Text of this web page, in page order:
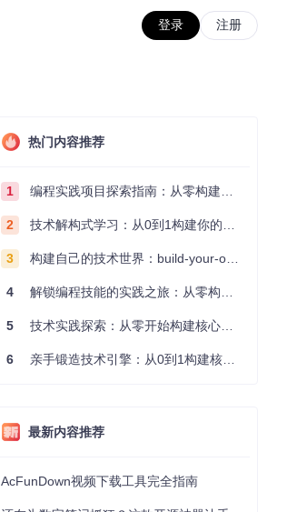
登录 注册
热门内容推荐
1 编程实践项目探索指南：从零构建技术能力体系
2 技术解构式学习：从0到1构建你的编程知识体系
3 构建自己的技术世界：build-your-own-x项目的实践探索指南
4 解锁编程技能的实践之旅：从零构建你的技术世界
5 技术实践探索：从零开始构建核心系统的实践指南
6 亲手锻造技术引擎：从0到1构建核心系统的实践指南
最新内容推荐
AcFunDown视频下载工具完全指南